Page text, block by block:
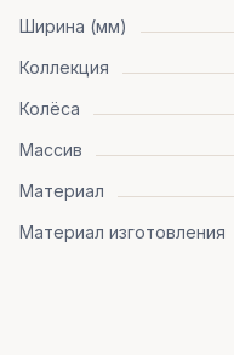
Ширина (мм)
Коллекция
Колёса
Массив
Материал
Материал изготовления